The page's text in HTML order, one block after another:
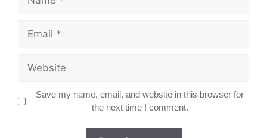
Email
Website
Save my name, email, and website in this browser for
the next time I comment.